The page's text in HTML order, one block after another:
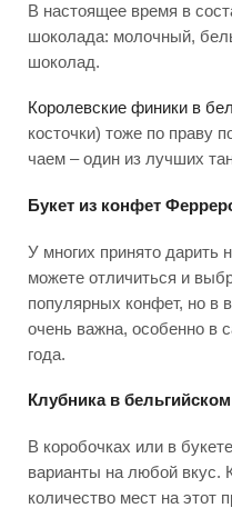
В настоящее время в
шоколада: молочный,
шоколад.
Королевские финики в
косточки) тоже по праву
чаем – один из лучших
Букет из конфет
У многих принято дарить
можете отличиться и
популярных конфет, но в
очень важна, особенно в
года.
Клубника в
В коробочках или в
варианты на любой вкус.
количество мест на этот